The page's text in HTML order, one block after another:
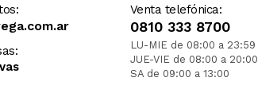
Venta telefónica:
0810 333 8700
LU-MIE de 08:00 a 23:59
JUE-VIE de 08:00 a 20:00
SA de 09:00 a 13:00